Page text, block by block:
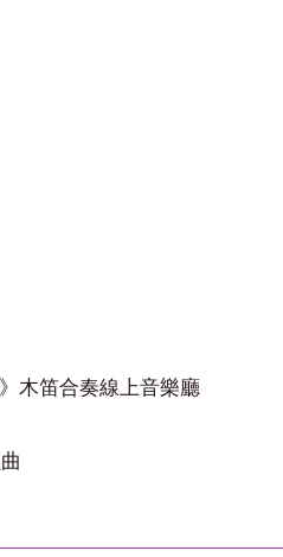
木笛合奏線上音樂廳